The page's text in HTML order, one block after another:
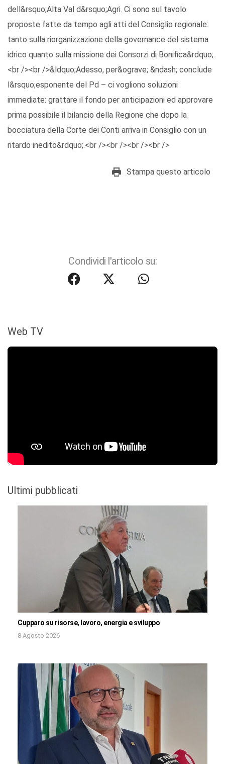
dell&rsquo;Alta Val d&rsquo;Agri. Ci sono sul tavolo
proposte fatte da tempo agli atti del Consiglio regionale:
tanto sulla riorganizzazione della governance del sistema
idrico quanto sulla missione dei Consorzi di Bonifica&rdquo;.
<br /><br />&ldquo;Adesso, per&ograve; &ndash; conclude
l&rsquo;esponente del Pd – ci vogliono soluzioni
immediate: grattare il fondo per anticipazioni ed approvare
prima possibile il bilancio della Regione che dopo la
bocciatura della Corte dei Conti arriva in Consiglio con un
ritardo inedito&rdquo;.<br /><br /><br /><br />
Stampa questo articolo
Condividi l'articolo su:
Web TV
Ultimi pubblicati
Cupparo su risorse, lavoro, energia e sviluppo
8 Agosto 2026